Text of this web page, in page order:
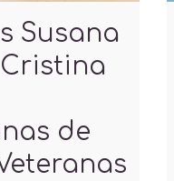
Susana
de